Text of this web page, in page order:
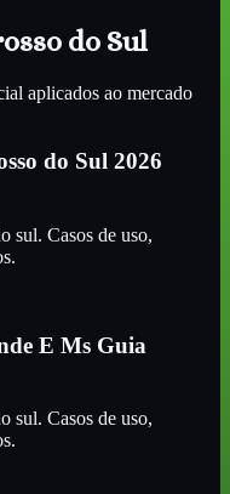
do Sul
aplicados ao mercado
do Sul 2026
sul. Casos de uso,
E Ms Guia
sul. Casos de uso,